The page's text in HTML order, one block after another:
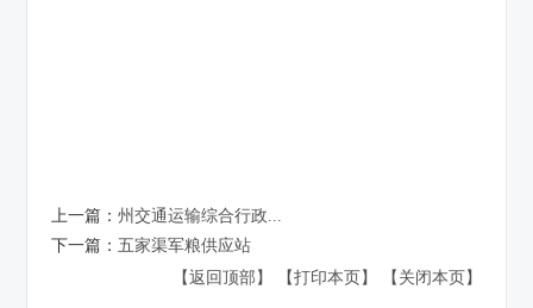
上一篇：州交通运输综合行政...
下一篇： ​五家渠军粮供应站
【返回顶部】
【打印本页】 【关闭本页】